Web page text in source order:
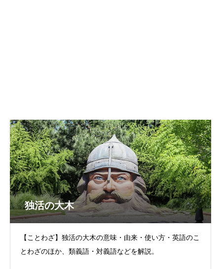
独活の大木
【ことわざ】独活の大木の意味・由来・使い方・英語のこ
とわざのほか、類義語・対義語などを解説。